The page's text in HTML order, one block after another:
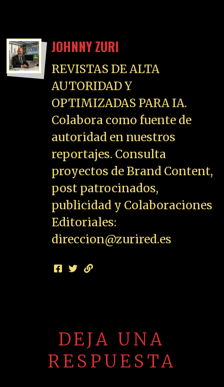
JOHNNY ZURI
REVISTAS DE ALTA
AUTORIDAD Y
OPTIMIZADAS PARA IA.
Colabora como fuente de
autoridad en nuestros
reportajes. Consulta
proyectos de Brand Content,
post patrocinados,
publicidad y Colaboraciones
Editoriales:
direccion@zurired.es
DEJA UNA
RESPUESTA